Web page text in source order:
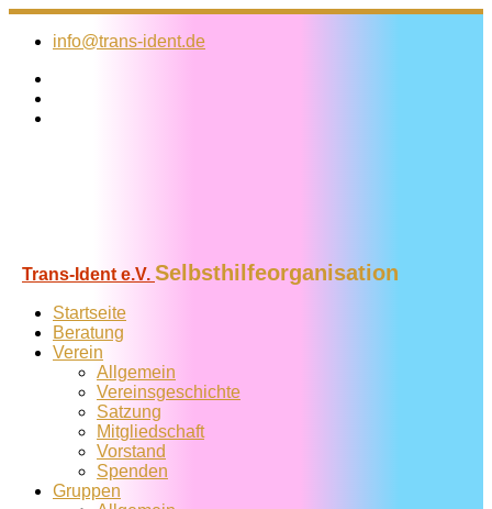
Zum
Inhalt
info@trans-ident.de
Trans-Ident e.V. Selbsthilfeorganisation
Startseite
Beratung
Verein
Allgemein
Vereins­geschichte
Satzung
Mitglied­schaft
Vorstand
Spenden
Gruppen